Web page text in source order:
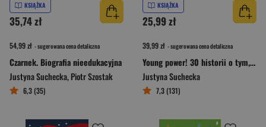
KSIĄŻKA
35,74 zł
54,99 zł - sugerowana cena detaliczna
Czarnek. Biografia nieedukacyjna
Justyna Suchecka,Piotr Szostak
6,3 (35)
KSIĄŻKA
25,99 zł
39,99 zł - sugerowana cena detaliczna
Young power! 30 historii o tym, jak młodzi zmieniają świat
Justyna Suchecka
7,3 (131)